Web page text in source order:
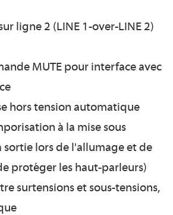
ligne 2 (LINE 1-over-LINE 2)
MUTE pour interface avec
hors tension automatique
à la mise sous
sortie lors de l'allumage et de
protéger les haut-parleurs)
surtensions et sous-tensions,